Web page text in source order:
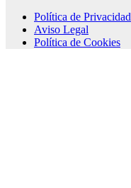
Política de Privacidad
Aviso Legal
Política de Cookies